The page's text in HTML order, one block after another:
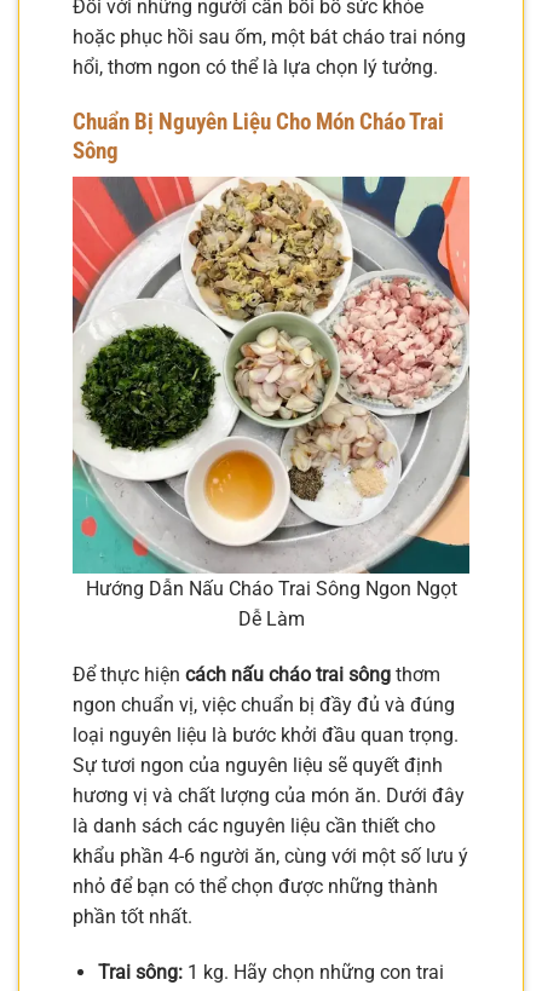
Đối với những người cần bồi bổ sức khỏe
hoặc phục hồi sau ốm, một bát cháo trai nóng
hổi, thơm ngon có thể là lựa chọn lý tưởng.
Chuẩn Bị Nguyên Liệu Cho Món Cháo Trai
Sông
Hướng Dẫn Nấu Cháo Trai Sông Ngon Ngọt
Dễ Làm
Để thực hiện cách nấu cháo trai sông thơm
ngon chuẩn vị, việc chuẩn bị đầy đủ và đúng
loại nguyên liệu là bước khởi đầu quan trọng.
Sự tươi ngon của nguyên liệu sẽ quyết định
hương vị và chất lượng của món ăn. Dưới đây
là danh sách các nguyên liệu cần thiết cho
khẩu phần 4-6 người ăn, cùng với một số lưu ý
nhỏ để bạn có thể chọn được những thành
phần tốt nhất.
Trai sông:1 kg. Hãy chọn những con trai